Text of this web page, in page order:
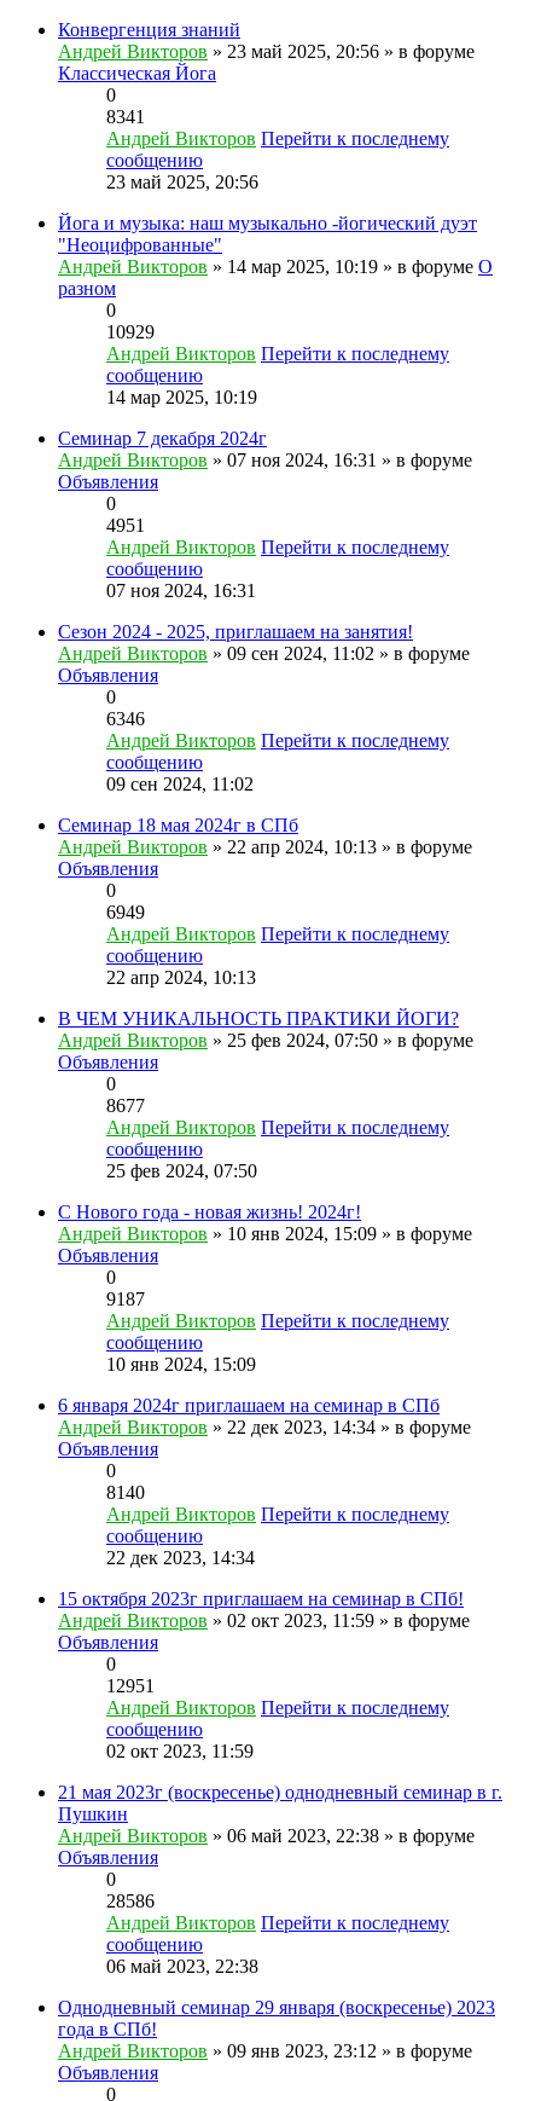
Конвергенция знаний
Андрей Викторов » 23 май 2025, 20:56 » в форуме
Классическая Йога
0
8341
Андрей Викторов Перейти к последнему
сообщению
23 май 2025, 20:56
Йога и музыка: наш музыкально -йогический дуэт
"Неоцифрованные"
Андрей Викторов » 14 мар 2025, 10:19 » в форуме О
разном
0
10929
Андрей Викторов Перейти к последнему
сообщению
14 мар 2025, 10:19
Семинар 7 декабря 2024г
Андрей Викторов » 07 ноя 2024, 16:31 » в форуме
Объявления
0
4951
Андрей Викторов Перейти к последнему
сообщению
07 ноя 2024, 16:31
Сезон 2024 - 2025, приглашаем на занятия!
Андрей Викторов » 09 сен 2024, 11:02 » в форуме
Объявления
0
6346
Андрей Викторов Перейти к последнему
сообщению
09 сен 2024, 11:02
Семинар 18 мая 2024г в СПб
Андрей Викторов » 22 апр 2024, 10:13 » в форуме
Объявления
0
6949
Андрей Викторов Перейти к последнему
сообщению
22 апр 2024, 10:13
В ЧЕМ УНИКАЛЬНОСТЬ ПРАКТИКИ ЙОГИ?
Андрей Викторов » 25 фев 2024, 07:50 » в форуме
Объявления
0
8677
Андрей Викторов Перейти к последнему
сообщению
25 фев 2024, 07:50
С Нового года - новая жизнь! 2024г!
Андрей Викторов » 10 янв 2024, 15:09 » в форуме
Объявления
0
9187
Андрей Викторов Перейти к последнему
сообщению
10 янв 2024, 15:09
6 января 2024г приглашаем на семинар в СПб
Андрей Викторов » 22 дек 2023, 14:34 » в форуме
Объявления
0
8140
Андрей Викторов Перейти к последнему
сообщению
22 дек 2023, 14:34
15 октября 2023г приглашаем на семинар в СПб!
Андрей Викторов » 02 окт 2023, 11:59 » в форуме
Объявления
0
12951
Андрей Викторов Перейти к последнему
сообщению
02 окт 2023, 11:59
21 мая 2023г (воскресенье) однодневный семинар в г.
Пушкин
Андрей Викторов » 06 май 2023, 22:38 » в форуме
Объявления
0
28586
Андрей Викторов Перейти к последнему
сообщению
06 май 2023, 22:38
Однодневный семинар 29 января (воскресенье) 2023
года в СПб!
Андрей Викторов » 09 янв 2023, 23:12 » в форуме
Объявления
0